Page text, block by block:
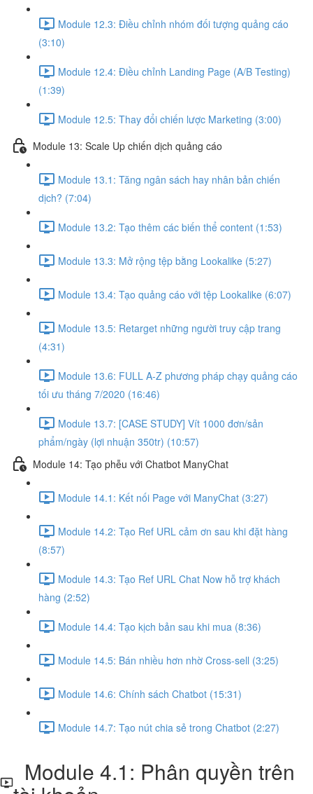
Module 12.3: Điều chỉnh nhóm đối tượng quảng cáo
(3:10)
Module 12.4: Điều chỉnh Landing Page (A/B Testing)
(1:39)
Module 12.5: Thay đổi chiến lược Marketing (3:00)
Module 13: Scale Up chiến dịch quảng cáo
Module 13.1: Tăng ngân sách hay nhân bản chiến
dịch? (7:04)
Module 13.2: Tạo thêm các biến thể content (1:53)
Module 13.3: Mở rộng tệp bằng Lookalike (5:27)
Module 13.4: Tạo quảng cáo với tệp Lookalike (6:07)
Module 13.5: Retarget những người truy cập trang
(4:31)
Module 13.6: FULL A-Z phương pháp chạy quảng cáo
tối ưu tháng 7/2020 (16:46)
Module 13.7: [CASE STUDY] Vít 1000 đơn/sản
phẩm/ngày (lợi nhuận 350tr) (10:57)
Module 14: Tạo phễu với Chatbot ManyChat
Module 14.1: Kết nối Page với ManyChat (3:27)
Module 14.2: Tạo Ref URL cảm ơn sau khi đặt hàng
(8:57)
Module 14.3: Tạo Ref URL Chat Now hỗ trợ khách
hàng (2:52)
Module 14.4: Tạo kịch bản sau khi mua (8:36)
Module 14.5: Bán nhiều hơn nhờ Cross-sell (3:25)
Module 14.6: Chính sách Chatbot (15:31)
Module 14.7: Tạo nút chia sẻ trong Chatbot (2:27)
Module 4.1: Phân quyền trên